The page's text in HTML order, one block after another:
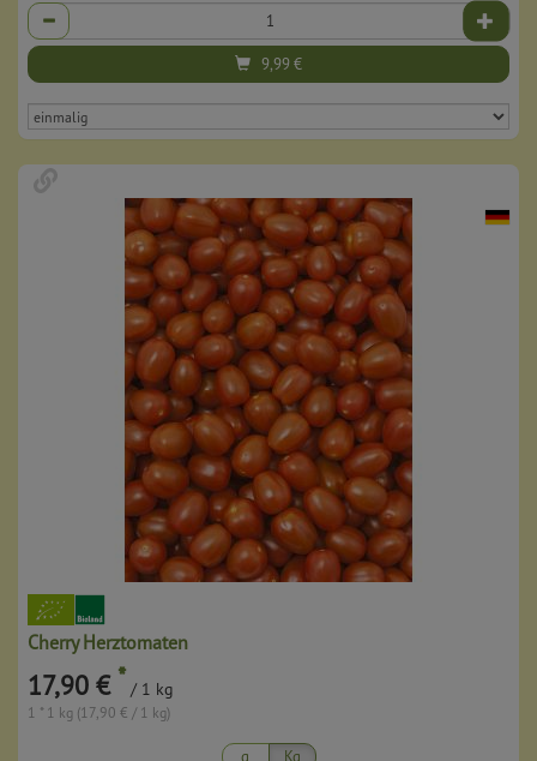
Anzahl
9,99€
Cherry Herztomaten
17,90 € * / 1 kg
1 * 1 kg (17,90 € / 1 kg)